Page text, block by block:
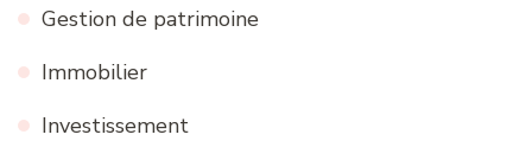
Gestion de patrimoine
Immobilier
Investissement